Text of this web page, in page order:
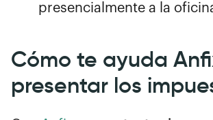
presencialmente a la
Cómo te ayuda
presentar los